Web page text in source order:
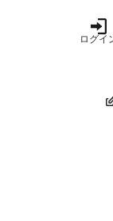
ログイ